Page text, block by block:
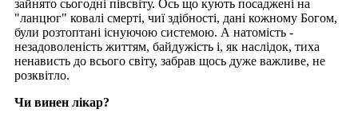
зайнято сьогодні півсвіту. Ось що кують посаджені на
"ланцюг" ковалі смерті, чиї здібності, дані кожному Богом,
були розтоптані існуючою системою. А натомість -
незадоволеність життям, байдужість і, як наслідок, тиха
ненависть до всього світу, забрав щось дуже важливе, не
розквітло.
Чи винен лікар?